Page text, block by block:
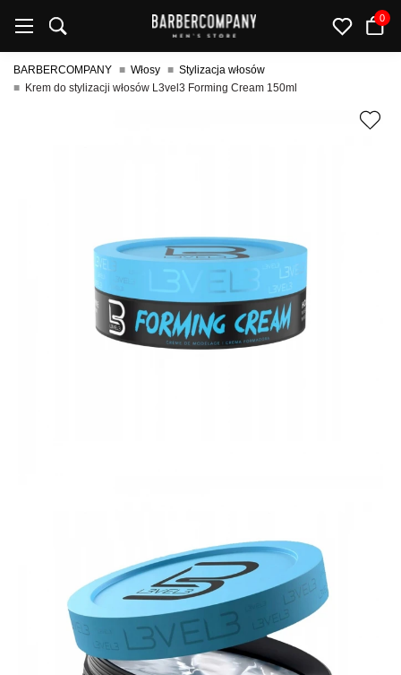
0
BARBERCOMPANY Włosy
Stylizacja włosów
Krem do stylizacji włosów L3vel3 Forming Cream 150ml